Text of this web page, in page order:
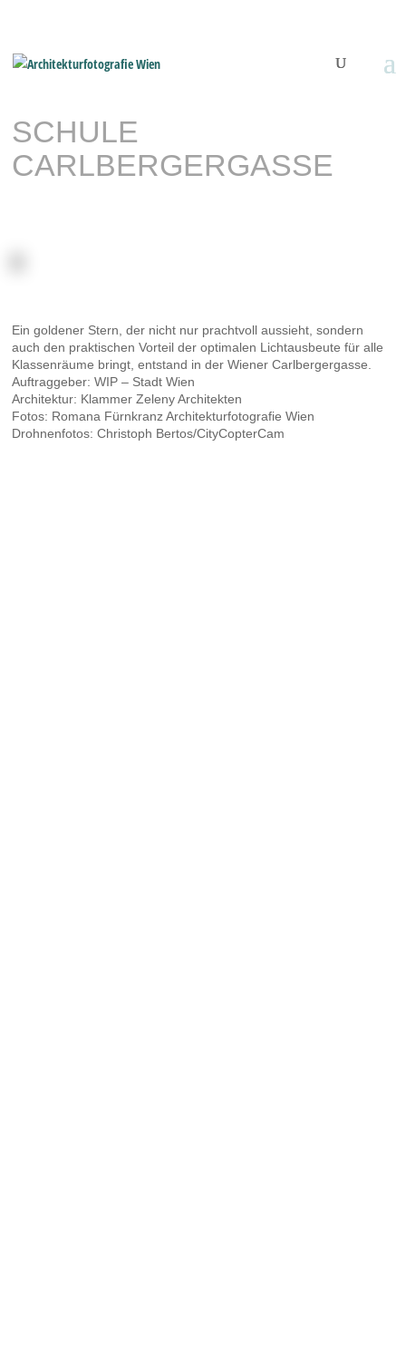
SCHULE
CARLBERGERGASSE
Ein goldener Stern, der nicht nur prachtvoll aussieht, sondern
auch den praktischen Vorteil der optimalen Lichtausbeute für alle
Klassenräume bringt, entstand in der Wiener Carlbergergasse.
Auftraggeber: WIP – Stadt Wien
Architektur: Klammer Zeleny Architekten
Fotos: Romana Fürnkranz Architekturfotografie Wien
Drohnenfotos: Christoph Bertos/CityCopterCam